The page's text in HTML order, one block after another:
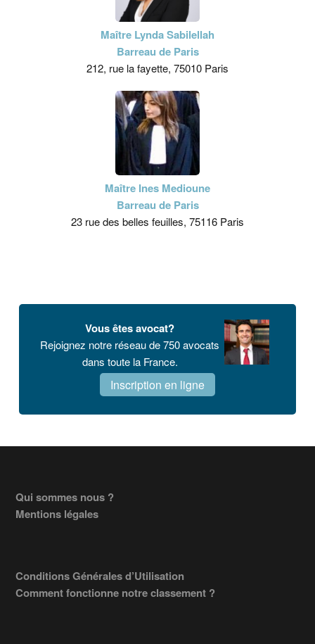
Maître Lynda Sabilellah
Barreau de Paris
212, rue la fayette, 75010 Paris
Maître Ines Medioune
Barreau de Paris
23 rue des belles feuilles, 75116 Paris
Vous êtes avocat?
Rejoignez notre réseau de 750 avocats
dans toute la France.
Inscription en ligne
Footer
Qui sommes nous ?
Mentions légales
Conditions Générales d’Utilisation
Comment fonctionne notre classement ?